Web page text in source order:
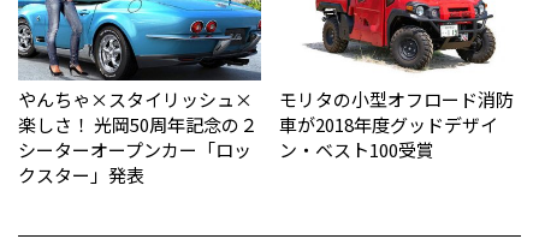
やんちゃ×スタイリッシュ×
楽しさ！ 光岡50周年記念の２
シーターオープンカー「ロッ
クスター」発表
モリタの小型オフロード消防
車が2018年度グッドデザイ
ン・ベスト100受賞